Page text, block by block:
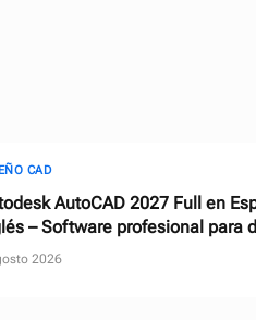
CAD
AutoCAD 2027 Full en
– Software profesional para
y 3D
2026